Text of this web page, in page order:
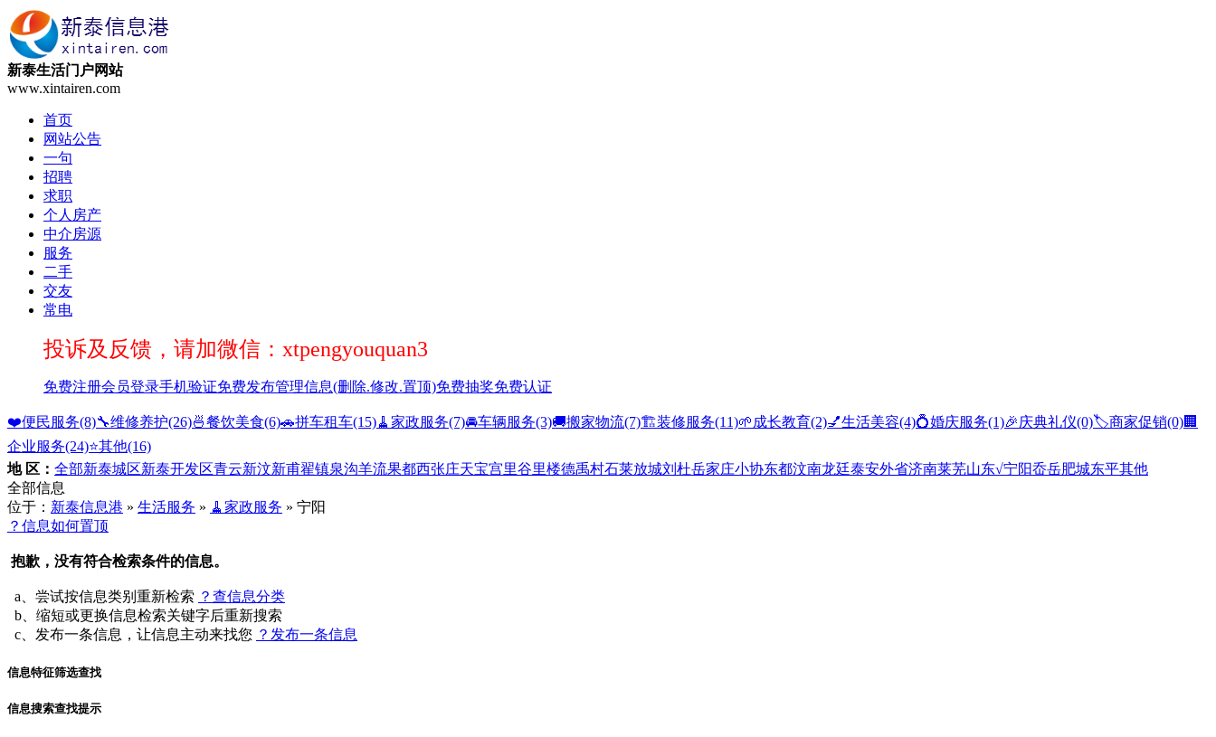
新泰生活门户网站
www.xintairen.com
首页
网站公告
一句
招聘
求职
个人房产
中介房源
服务
二手
交友
常电
投诉及反馈，请加微信：xtpengyouquan3
免费注册会员登录手机验证免费发布管理信息(删除.修改.置顶)免费抽奖免费认证
❤️便民服务(8)🔧维修养护(26)🍜餐饮美食(6)🚗拼车租车(15)🧹家政服务(7)🚘车辆服务(3)🚚搬家物流(7)🏗️装修服务(11)🌱成长教育(2)💅生活美容(4)💍婚庆服务(1)🎉庆典礼仪(0)🏷️商家促销(0)🏢
企业服务(24)⭐️其他(16)
地 区： 全部新泰城区新泰开发区青云新汶新甫翟镇泉沟羊流果都西张庄天宝宫里谷里楼德禹村石莱放城刘杜岳家庄小协东都汶南龙廷泰安外省济南莱芜山东√宁阳岙岳肥城东平其他
全部信息
位于： 新泰信息港 » 生活服务 » 🧹家政服务 » 宁阳
？信息如何置顶
抱歉，没有符合检索条件的信息。
a、尝试按信息类别重新检索 ？查信息分类
b、缩短或更换信息检索关键字后重新搜索
c、发布一条信息，让信息主动来找您 ？发布一条信息
信息特征筛选查找
信息搜索查找提示